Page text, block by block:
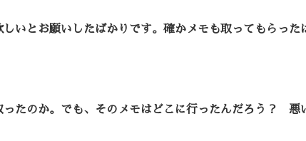
いとお願いしたばかりです。確かメモも取ってもらった
たのか。でも、そのメモはどこに行ったんだろう？ 悪